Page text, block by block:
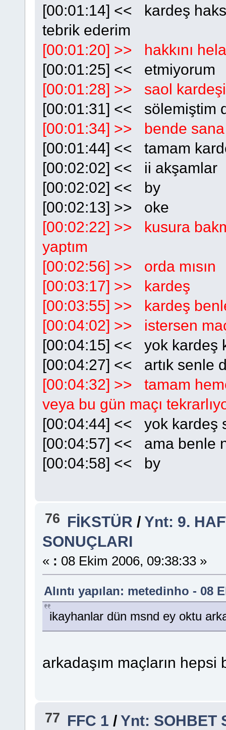
[00:01:14] << kardeş
tebrik ederim
[00:01:20] >> hakkını
[00:01:25] << etmiyorum
[00:01:28] >> saol
[00:01:31] << sölemiştim
[00:01:34] >> bende
[00:01:44] << tamam
[00:02:02] << ii akşamlar
[00:02:02] << by
[00:02:13] >> oke
[00:02:22] >> kusura
yaptım
[00:02:56] >> orda mısın
[00:03:17] >> kardeş
[00:03:55] >> kardeş
[00:04:02] >> istersen
[00:04:15] << yok kardeş
[00:04:27] << artık senle
[00:04:32] >> tamam
veya bu gün maçı
[00:04:44] << yok kardeş
[00:04:57] << ama benle
[00:04:58] << by
76 FİKSTÜR /Ynt: 9.
SONUÇLARI
« : 08 Ekim 2006, 09:38:33 »
Alıntı yapılan: metedinho - 08
ikayhanlar dün msnd ey oktu
arkadaşım maçların hepsi
77 FFC 1 /Ynt: SOHBET